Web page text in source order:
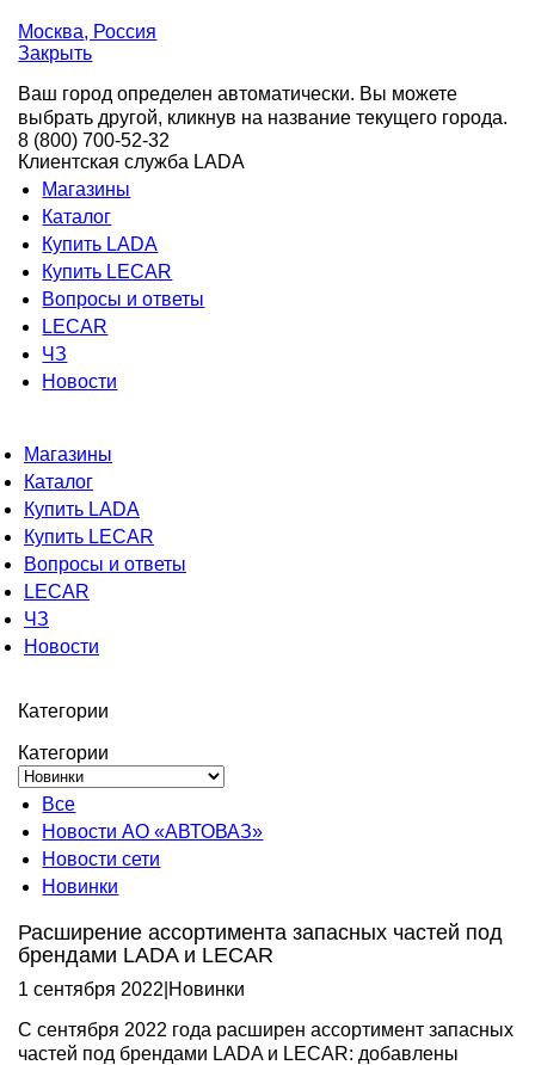
Москва, Россия
Закрыть
Ваш город определен автоматически. Вы можете
выбрать другой, кликнув на название текущего города.
8 (800) 700-52-32
Клиентская служба LADA
Магазины
Каталог
Купить LADA
Купить LECAR
Вопросы и ответы
LECAR
ЧЗ
Новости
Магазины
Каталог
Купить LADA
Купить LECAR
Вопросы и ответы
LECAR
ЧЗ
Новости
Категории
Категории
Все
Новости АО «АВТОВАЗ»
Новости сети
Новинки
Расширение ассортимента запасных частей под
брендами LADA и LECAR
1 сентября 2022 Новинки
С сентября 2022 года расширен ассортимент запасных
частей под брендами LADA и LECAR: добавлены